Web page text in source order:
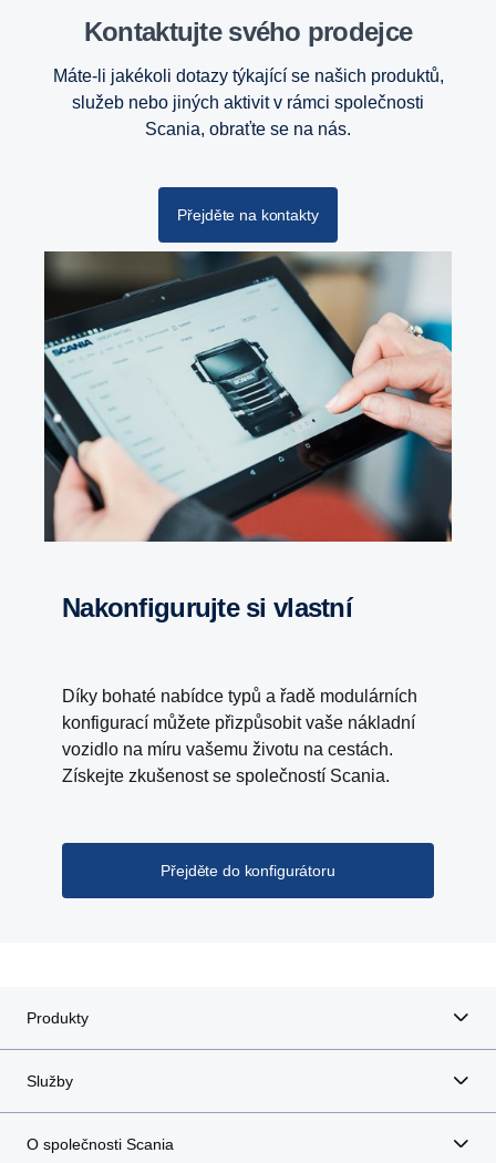
Kontaktujte svého prodejce
Máte-li jakékoli dotazy týkající se našich produktů,
služeb nebo jiných aktivit v rámci společnosti
Scania, obraťte se na nás.
Přejděte na kontakty
Nakonfigurujte si vlastní
Díky bohaté nabídce typů a řadě modulárních
konfigurací můžete přizpůsobit vaše nákladní
vozidlo na míru vašemu životu na cestách.
Získejte zkušenost se společností Scania.
Přejděte do konfigurátoru
Produkty
Služby
O společnosti Scania